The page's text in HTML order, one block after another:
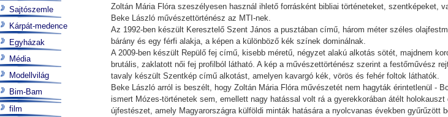
Zoltán Mária Flóra szeszélyesen használ ihlető forrásként bibliai történeteket, szentképeket,
Beke László művészettörténész az MTI-nek.
Az 1992-ben készült Keresztelő Szent János a pusztában című, három méter széles
bárány és egy férfi alakja, a képen a különböző kék színek dominálnak.
A 2009-ben készült Repülő fej című, kisebb méretű, négyzet alakú alkotás sötét, majdnem
brutális, zaklatott női fej profilból látható. A kép a művészettörténész szerint a festőművész
tavaly készült Szentkép című alkotást, amelyen kavargó kék, vörös és fehér foltok láthatók.
Beke László arról is beszélt, hogy Zoltán Mária Flóra művészetét nem hagyták érintetlenül -
ismert Mózes-történetek sem, emellett nagy hatással volt rá a gyerekkorában átélt
újfestészet, amely Magyarországra külföldi minták hatására a nyolcvanas években gyűrűzött
Sajtószemle
Kárpát-medence
Egyházak
Média
Modellvilág
Bim-Bam
film